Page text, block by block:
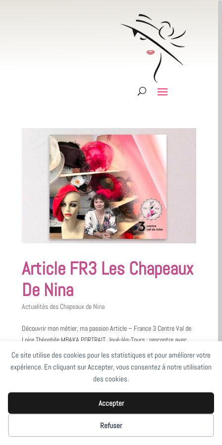
Ce site utilise des cookies pour les statistiques et pour améliorer votre
expérience. En cliquant sur Accepter, vous consentez à notre utilisation
des cookies.
Accepter
Refuser
Article FR3 Les Chapeaux
De Nina
Actualités des Chapeaux de Nina
Découvrir mon métier, ma passion Article – France 3 Centre Val de
Loire Théophile MBAKA PORTRAIT. Joué-lès-Tours : rencontre avec
Chantal Gomez, styliste et modiste de chapeaux uniques Elle a
travaillé pour la Haute Couture et le prêt à porter pendant une...